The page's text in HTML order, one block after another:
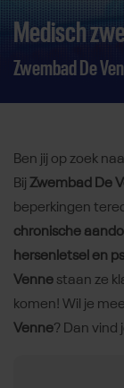
Medisch
Zwembad De
Ben jij op zoek
Bij Zwembad De
beperkingen
chronische
hersenletsel en
Venne staan ze
komen! Wil je
Venne? Dan vind